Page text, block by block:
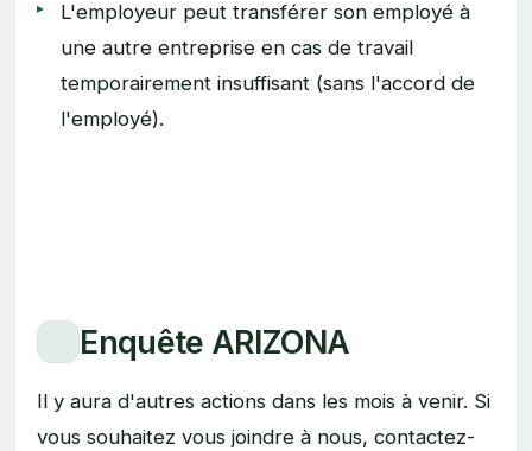
L'employeur peut transférer son employé à
une autre entreprise en cas de travail
temporairement insuffisant (sans l'accord de
l'employé).
Enquête ARIZONA
Il y aura d'autres actions dans les mois à venir. Si
vous souhaitez vous joindre à nous, contactez-